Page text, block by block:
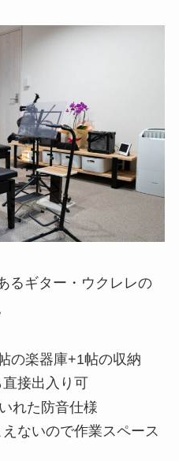
るギター・ウクレレの
の楽器庫+1帖の収納
接出入り可
れた防音仕様
ないので作業スペース